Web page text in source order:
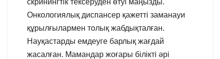
скринингтік тексеруден өтуі маңызды.
Онкологиялық диспансер қажетті заманауи
құрылғылармен толық жабдықталған.
Науқастарды емдеуге барлық жағдай
жасалған. Мамандар жоғары білікті әрі